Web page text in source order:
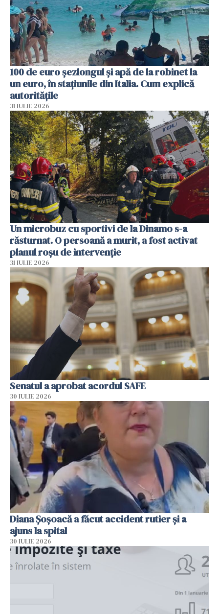
100 de euro șezlongul și apă de la robinet la
un euro, în stațiunile din Italia. Cum explică
autoritățile
31 IULIE 2026
Un microbuz cu sportivi de la Dinamo s-a
răsturnat. O persoană a murit, a fost activat
planul roșu de intervenție
31 IULIE 2026
Senatul a aprobat acordul SAFE
30 IULIE 2026
Diana Șoșoacă a făcut accident rutier și a
ajuns la spital
30 IULIE 2026